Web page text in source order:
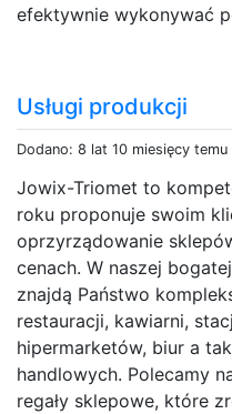
efektywnie wykonywać
Usługi produkcji
Dodano: 8 lat 10 miesięcy temu
Jowix-Triomet to
roku proponuje swoim
oprzyrządowanie
cenach. W naszej
znajdą Państwo
restauracji, kawiarni,
hipermarketów, biur a
handlowych. Polecamy
regały sklepowe, które